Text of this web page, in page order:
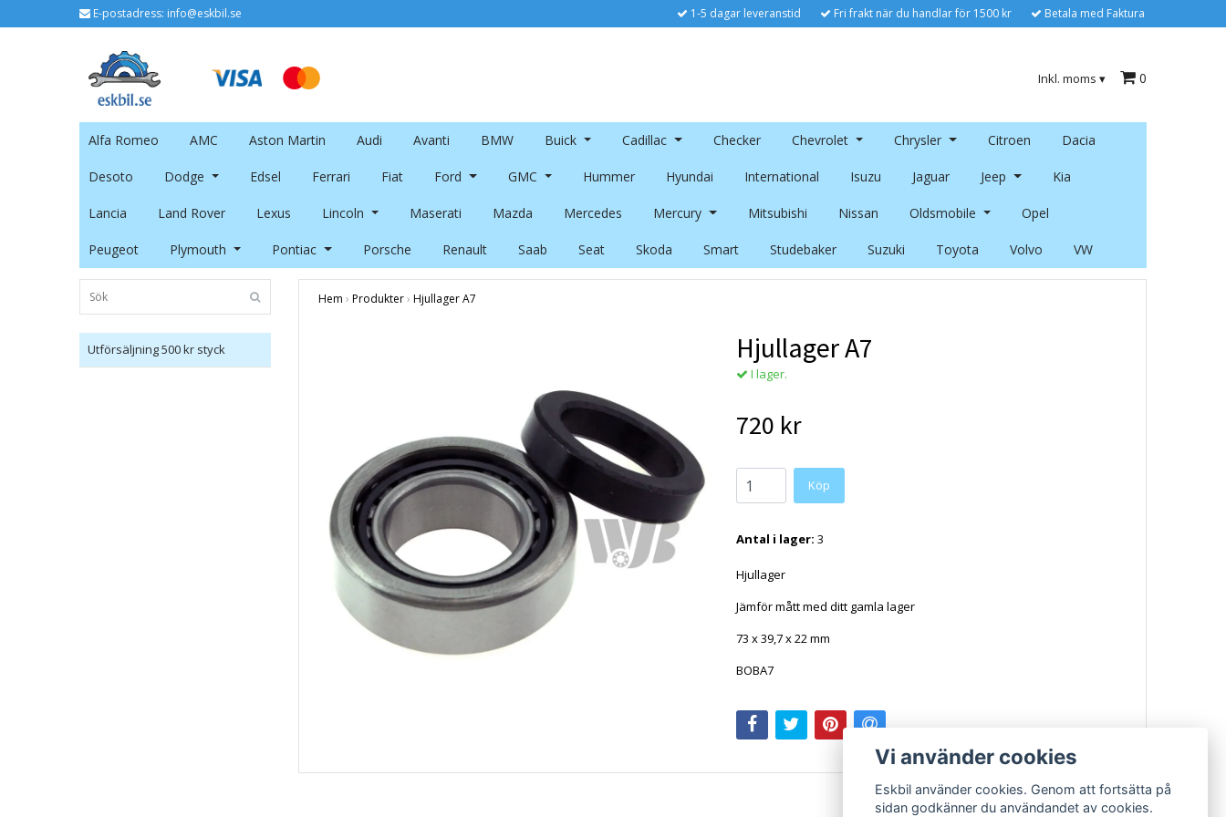
E-postadress: info@eskbil.se 1-5 dagar leveranstid Fri frakt när du handlar för 1500 kr Betala med Faktura
Inkl. moms ▾ 0
Alfa Romeo AMC Aston Martin Audi Avanti BMW Buick Cadillac Checker Chevrolet Chrysler Citroen Dacia
Desoto Dodge Edsel Ferrari Fiat Ford GMC Hummer Hyundai International Isuzu Jaguar Jeep Kia
Lancia Land Rover Lexus Lincoln Maserati Mazda Mercedes Mercury Mitsubishi Nissan Oldsmobile Opel
Peugeot Plymouth Pontiac Porsche Renault Saab Seat Skoda Smart Studebaker Suzuki Toyota Volvo VW
Utförsäljning 500 kr styck
Hem › Produkter› Hjullager A7
Hjullager A7
I lager.
720 kr
Antal i lager: 3
Hjullager
Jämför mått med ditt gamla lager
73 x 39,7 x 22 mm
BOBA7
Vi använder cookies
Eskbil använder cookies. Genom att fortsätta på
sidan godkänner du användandet av cookies.